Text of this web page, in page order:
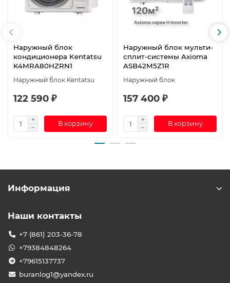
Наружный блок
кондиционера Kentatsu
K4MRA80HZRN1
Наружный блок Kentatsu
122 590 ₽
В корзину
Наружный блок мульти-
сплит-системы Axioma
ASB42M5Z1R
Наружный блок
157 400 ₽
В корзину
Информация
Наши контакты
+7 (861) 203-36-78
+79384848264
+79615137737
buranlog1@yandex.ru